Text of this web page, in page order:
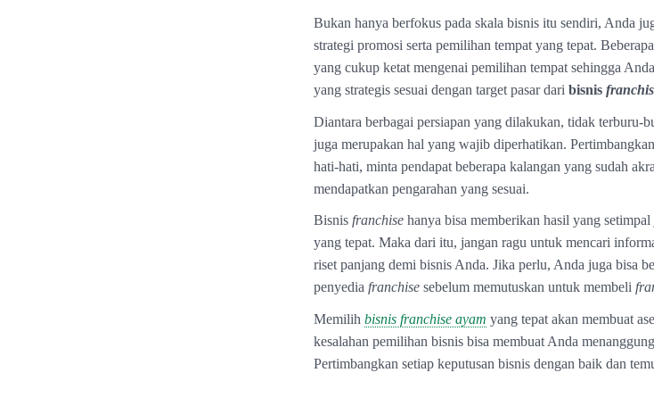
Bukan hanya berfokus pada skala bisnis itu sendiri, Anda
strategi promosi serta pemilihan tempat yang tepat.
yang cukup ketat mengenai pemilihan tempat sehingga
yang strategis sesuai dengan target pasar dari bisnis
Diantara berbagai persiapan yang dilakukan, tidak terburu-
juga merupakan hal yang wajib diperhatikan.
hati-hati, minta pendapat beberapa kalangan yang sudah
mendapatkan pengarahan yang sesuai.
Bisnis franchise hanya bisa memberikan hasil yang
yang tepat. Maka dari itu, jangan ragu untuk mencari
riset panjang demi bisnis Anda. Jika perlu, Anda juga bisa
penyedia franchise sebelum memutuskan untuk membeli
Memilih bisnis franchise ayam yang tepat akan membuat
kesalahan pemilihan bisnis bisa membuat Anda
Pertimbangkan setiap keputusan bisnis dengan baik dan